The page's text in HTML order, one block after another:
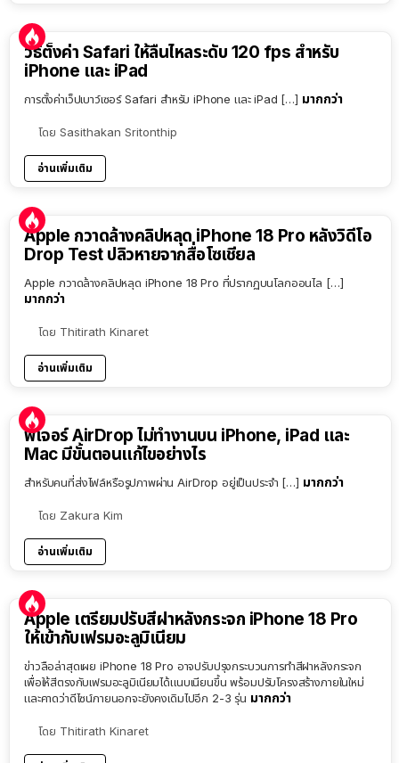
วิธีตั้งค่า Safari ให้ลื่นไหลระดับ 120 fps สำหรับ
iPhone และ iPad
การตั้งค่าเว็ปเบาว์เซอร์ Safari สำหรับ iPhone และ iPad […] มากกว่า
โดย Sasithakan Sritonthip
อ่านเพิ่มเติม
Apple กวาดล้างคลิปหลุด iPhone 18 Pro หลังวิดีโอ
Drop Test ปลิวหายจากสื่อโซเชียล
Apple กวาดล้างคลิปหลุด iPhone 18 Pro ที่ปรากฏบนโลกออนไล […]
มากกว่า
โดย Thitirath Kinaret
อ่านเพิ่มเติม
ฟีเจอร์ AirDrop ไม่ทำงานบน iPhone, iPad และ
Mac มีขั้นตอนแก้ไขอย่างไร
สำหรับคนที่ส่งไฟล์หรือรูปภาพผ่าน AirDrop อยู่เป็นประจำ […] มากกว่า
โดย Zakura Kim
อ่านเพิ่มเติม
Apple เตรียมปรับสีฝาหลังกระจก iPhone 18 Pro
ให้เข้ากับเฟรมอะลูมิเนียม
ข่าวลือล่าสุดเผย iPhone 18 Pro อาจปรับปรุงกระบวนการทำสีฝาหลังกระจก
เพื่อให้สีตรงกับเฟรมอะลูมิเนียมได้แนบเนียนขึ้น พร้อมปรับโครงสร้างภายในใหม่
และคาดว่าดีไซน์ภายนอกจะยังคงเดิมไปอีก 2-3 รุ่น มากกว่า
โดย Thitirath Kinaret